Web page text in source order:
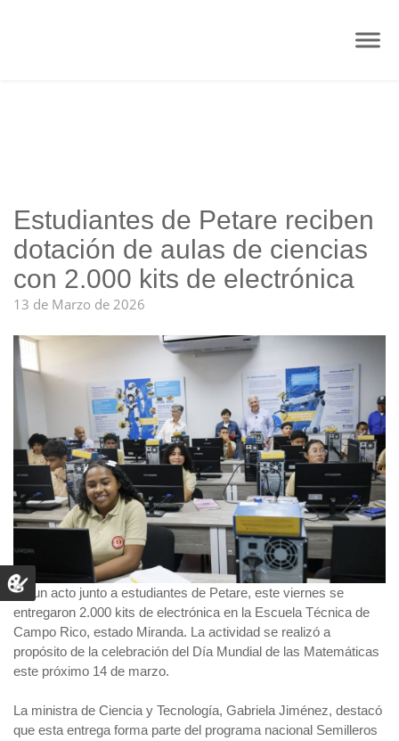
Estudiantes de Petare reciben
dotación de aulas de ciencias
con 2.000 kits de electrónica
13 de Marzo de 2026
En un acto junto a estudiantes de Petare, este viernes se
entregaron 2.000 kits de electrónica en la Escuela Técnica de
Campo Rico, estado Miranda. La actividad se realizó a
propósito de la celebración del Día Mundial de las Matemáticas
este próximo 14 de marzo.
La ministra de Ciencia y Tecnología, Gabriela Jiménez, destacó
que esta entrega forma parte del programa nacional Semilleros